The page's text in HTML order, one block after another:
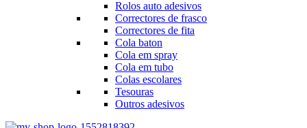
Rolos auto adesivos
Correctores de frasco
Correctores de fita
Cola baton
Cola em spray
Cola em tubo
Colas escolares
Tesouras
Outros adesivos